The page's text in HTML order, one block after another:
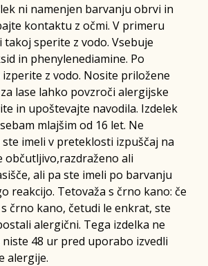
ni namenjen barvanju obrvi in
kontaktu z očmi. V primeru
sperite z vodo. Vsebuje
in phenylenediamine. Po
z vodo. Nosite priložene
lase lahko povzroči alergijske
in upoštevajte navodila. Izdelek
mlajšim od 16 let. Ne
imeli v preteklosti izpuščaj na
občutljivo,razdraženo ali
ali pa ste imeli po barvanju
reakcijo. Tetovaža s črno kano: če
črno kano, četudi le enkrat, ste
alergični. Tega izdelka ne
48 ur pred uporabo izvedli
alergije.